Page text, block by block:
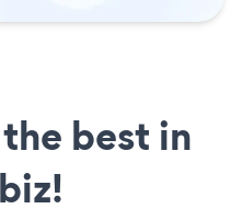
best in